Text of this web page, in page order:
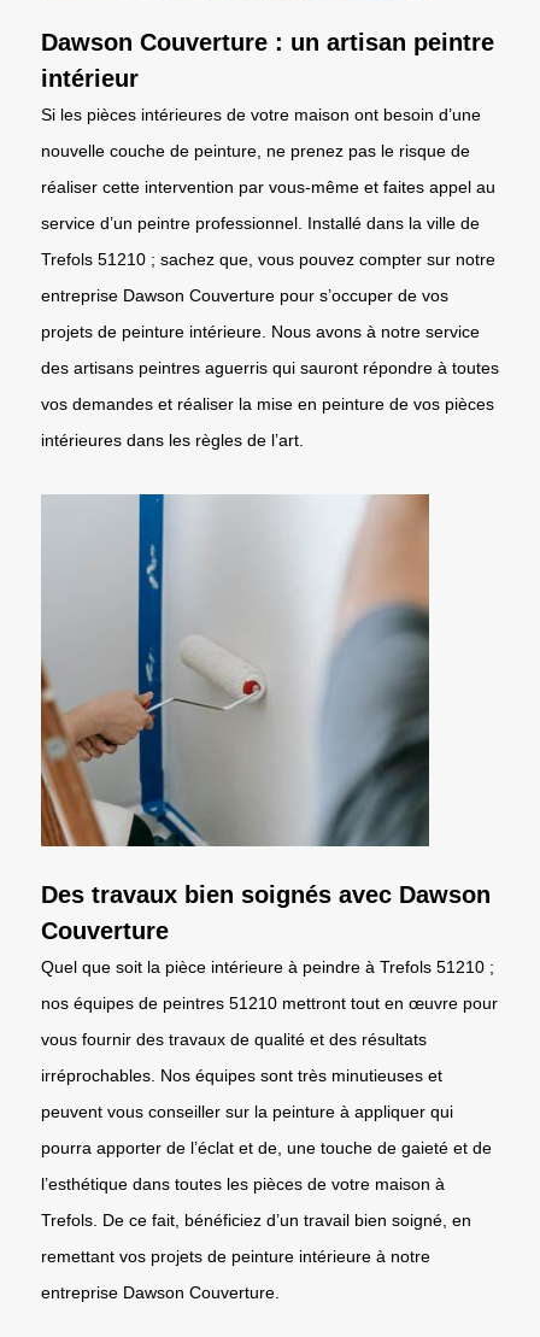
Dawson Couverture : un artisan peintre
intérieur
Si les pièces intérieures de votre maison ont besoin d’une
nouvelle couche de peinture, ne prenez pas le risque de
réaliser cette intervention par vous-même et faites appel au
service d’un peintre professionnel. Installé dans la ville de
Trefols 51210 ; sachez que, vous pouvez compter sur notre
entreprise Dawson Couverture pour s’occuper de vos
projets de peinture intérieure. Nous avons à notre service
des artisans peintres aguerris qui sauront répondre à toutes
vos demandes et réaliser la mise en peinture de vos pièces
intérieures dans les règles de l’art.
Des travaux bien soignés avec Dawson
Couverture
Quel que soit la pièce intérieure à peindre à Trefols 51210 ;
nos équipes de peintres 51210 mettront tout en œuvre pour
vous fournir des travaux de qualité et des résultats
irréprochables. Nos équipes sont très minutieuses et
peuvent vous conseiller sur la peinture à appliquer qui
pourra apporter de l’éclat et de, une touche de gaieté et de
l’esthétique dans toutes les pièces de votre maison à
Trefols. De ce fait, bénéficiez d’un travail bien soigné, en
remettant vos projets de peinture intérieure à notre
entreprise Dawson Couverture.